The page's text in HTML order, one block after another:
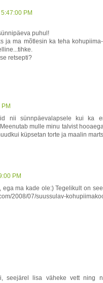
PM
puhul!
ja ma mõtlesin ka teha
retsepti?
nii sünnpäevalapsele kui ka
mulle minu talvist
küpsetan torte ja maalin
PM
ma kade ole:) Tegelikult on
2008/07/suussulav-
seejärel lisa väheke vett ning